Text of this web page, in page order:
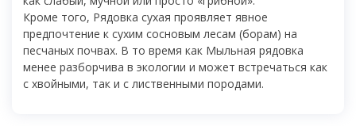
Кроме того, Рядовка сухая проявляет явное
предпочтение к сухим сосновым лесам (борам) на
песчаных почвах. В то время как Мыльная рядовка
менее разборчива в экологии и может встречаться как
с хвойными, так и с лиственными породами.